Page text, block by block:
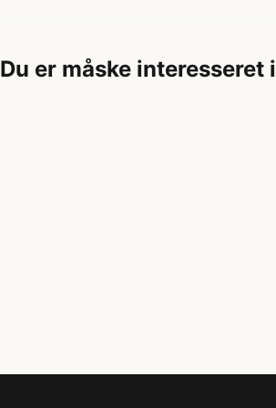
Du er måske interesseret i